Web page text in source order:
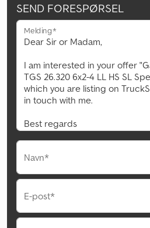
SEND FORESPØRSEL
Melding*
Navn*
E-post*